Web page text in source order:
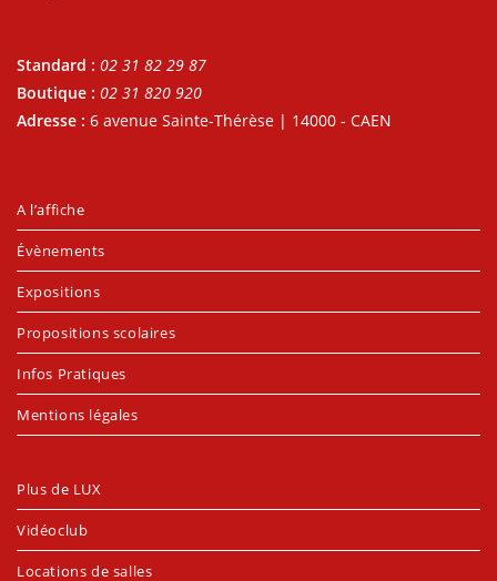
Standard : 02 31 82 29 87
Boutique : 02 31 820 920
Adresse : 6 avenue Sainte-Thérèse | 14000 - CAEN
A l’affiche
Évènements
Expositions
Propositions scolaires
Infos Pratiques
Mentions légales
Plus de LUX
Vidéoclub
Locations de salles